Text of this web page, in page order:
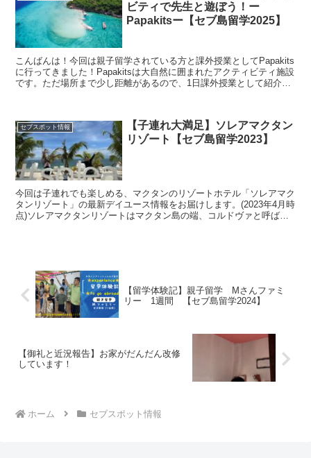
ビティで先生と遊ぼう！ー
Papakitsー【セブ島留学2025】
こんばんは！今回は親子留学されている方と課外授業としてPapakits
に行ってきました！Papakitsは大自然に囲まれたアクティビティ施設
です。ただ場所まで少し距離があるので、1日課外授業として紹介し
セブスポット情報
【子連れ大満足】ソレアマクタン
リゾート【セブ島留学2023】
今回は子連れでも楽しめる、マクタンのリゾートホテル「ソレアマク
タンリゾート」の最新デイユース情報をお届けします。(2023年4月時
点)ソレアマクタンリゾートはマクタン島の端、コルドヴァと呼ばれ
【留学体験記】親子留学 Mさんファミ
リー 1週間 【セブ島留学2024】
【御礼と近況報告】お家がだんだん改修
しています！
ホーム セブスポット情報